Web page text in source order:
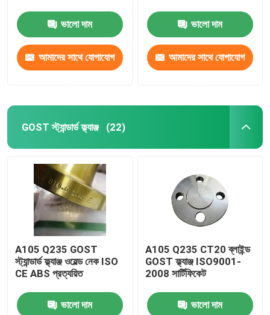
ভালো দাম
আমাদের সাথে যোগাযোগ
ভালো দাম
আমাদের সাথে যোগাযোগ
GOST স্ট্যান্ডার্ড ফ্ল্যাঞ্জ (22)
A105 Q235 GOST
স্ট্যান্ডার্ড ফ্ল্যাঞ্জ ওয়েল্ড নেক ISO
CE ABS প্রত্যয়িত
ভালো দাম
A105 Q235 CT20 ব্লাইন্ড
GOST ফ্ল্যাঞ্জ ISO9001-
2008 সার্টিফিকেট
ভালো দাম